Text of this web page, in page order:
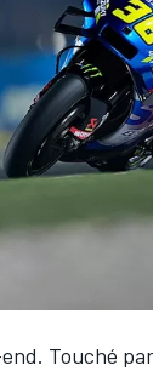
Touché